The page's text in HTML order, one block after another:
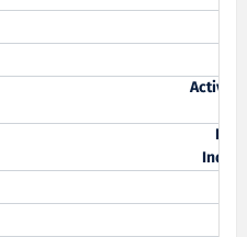
Active